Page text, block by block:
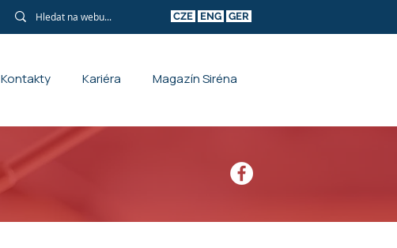
CZE ENG GER
Kontakty Kariéra Magazín Siréna